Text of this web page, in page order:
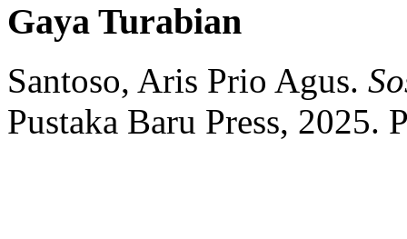
Gaya Turabian
Santoso, Aris Prio Agus.
Pustaka Baru Press, 2025.